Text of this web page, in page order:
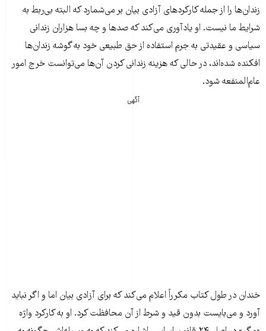
زندان‌ها را از جمله کارکردهای آزادی بیان بر می‌شمارد که البته بی‌ربط به
شرایط ما نیست. او یادآوری می‌کند که صدها و چه بسا هزاران زندانی
سیاسی و‌ عقیدتی به جرم‌ استفاده از حق طبیعی خود به گوشه‌ زندان‌ها
افکنده شده‌اند، در حالی که هزینه زندانی کردن آن‌ها می‌توانست خرج امور‌
عام‌المنفعه‌ شود.
آگهی
خندان در طول کتاب مکرراً اعلام می‌کند که برای آزادی بیان اما و اگر نباید
آورد و می‌بایست بدون قید و شرط از آن محافظت کرد. او به کارکرد واژه